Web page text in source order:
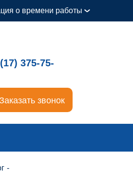
о времени работы
375-75-
звонок
-